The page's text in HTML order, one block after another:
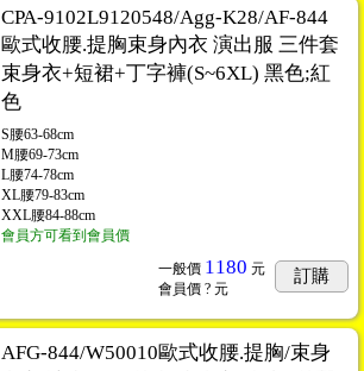
CPA-9102L9120548/Agg-K28/AF-844
歐式收腰.提胸束身內衣 演出服 三件套
束身衣+短裙+丁字褲(S~6XL) 黑色;紅
色
S腰63-68cm
M腰69-73cm
L腰74-78cm
XL腰79-83cm
XXL腰84-88cm
會員方可看到會員價
一般價 1180 元
會員價 ? 元
訂購
AFG-844/W50010歐式收腰.提胸/束身